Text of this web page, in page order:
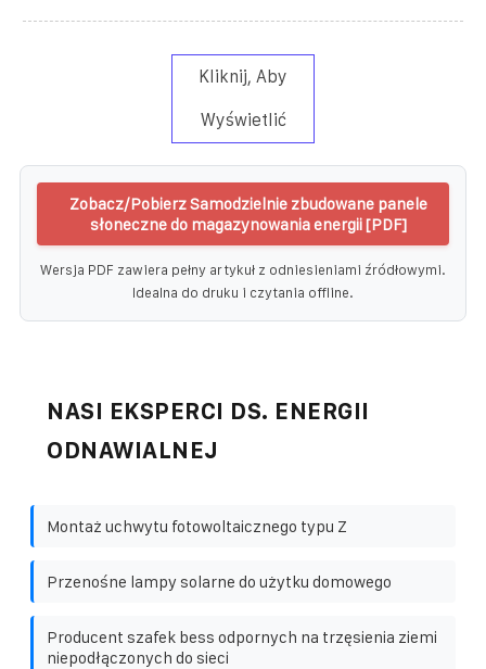
Kliknij, Aby
Wyświetlić
Zobacz/Pobierz Samodzielnie zbudowane panele
słoneczne do magazynowania energii [PDF]
Wersja PDF zawiera pełny artykuł z odniesieniami źródłowymi.
Idealna do druku i czytania offline.
NASI EKSPERCI DS. ENERGII
ODNAWIALNEJ
Montaż uchwytu fotowoltaicznego typu Z
Przenośne lampy solarne do użytku domowego
Producent szafek bess odpornych na trzęsienia ziemi
niepodłączonych do sieci